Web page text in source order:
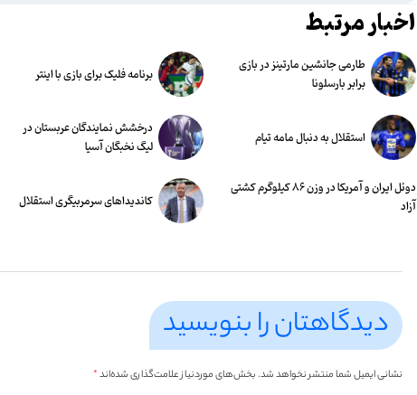
اخبار مرتبط
طارمی جانشین مارتینز در بازی
برابر بارسلونا
برنامه فلیک برای بازی با اینتر
استقلال به دنبال مامه تیام
درخشش نمایندگان عربستان در
لیگ نخبگان آسیا
دوئل ایران و آمریکا در وزن ۸۶ کیلوگرم کشتی
آزاد
کاندیداهای سرمربیگری استقلال
دیدگاهتان را بنویسید
نشانی ایمیل شما منتشر نخواهد شد.بخش‌های موردنیاز علامت‌گذاری شده‌اند*